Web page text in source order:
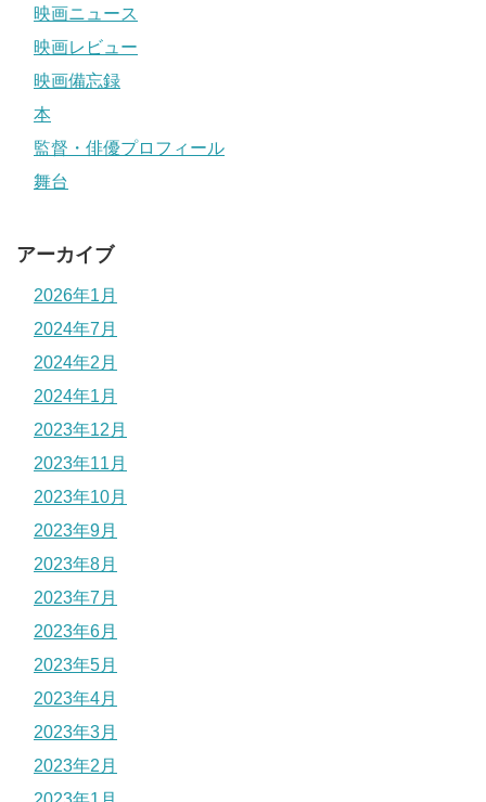
映画ニュース
映画レビュー
映画備忘録
本
監督・俳優プロフィール
舞台
アーカイブ
2026年1月
2024年7月
2024年2月
2024年1月
2023年12月
2023年11月
2023年10月
2023年9月
2023年8月
2023年7月
2023年6月
2023年5月
2023年4月
2023年3月
2023年2月